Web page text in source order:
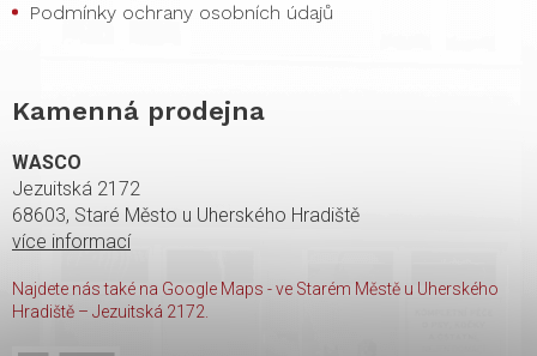
Podmínky ochrany osobních údajů
Kamenná prodejna
WASCO
Jezuitská 2172
68603, Staré Město u Uherského Hradiště
více informací
Najdete nás také na Google Maps - ve Starém Městě u Uherského
Hradiště – Jezuitská 2172.